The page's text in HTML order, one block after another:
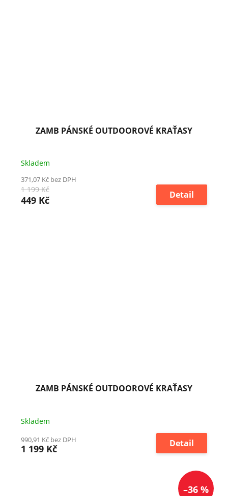
ZAMB PÁNSKÉ OUTDOOROVÉ KRAŤASY
Skladem
371,07 Kč bez DPH
1 199 Kč
449 Kč Detail
ZAMB PÁNSKÉ OUTDOOROVÉ KRAŤASY
Skladem
990,91 Kč bez DPH
1 199 Kč Detail
–36 %